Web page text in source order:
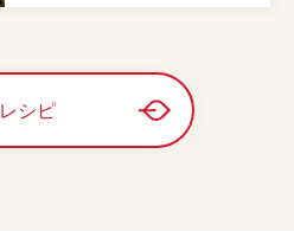
レシピ